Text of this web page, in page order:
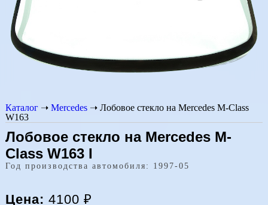
Каталог ➝ Mercedes ➝ Лобовое стекло на Mercedes M-Class
W163
Лобовое стекло на Mercedes M-
Class W163 I
Год производства автомобиля: 1997-05
Цена: 4100 ₽